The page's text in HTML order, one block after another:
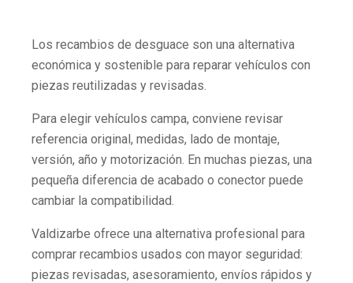
Los recambios de desguace son una alternativa
económica y sostenible para reparar vehículos con
piezas reutilizadas y revisadas.
Para elegir vehículos campa, conviene revisar
referencia original, medidas, lado de montaje,
versión, año y motorización. En muchas piezas, una
pequeña diferencia de acabado o conector puede
cambiar la compatibilidad.
Valdizarbe ofrece una alternativa profesional para
comprar recambios usados con mayor seguridad:
piezas revisadas, asesoramiento, envíos rápidos y